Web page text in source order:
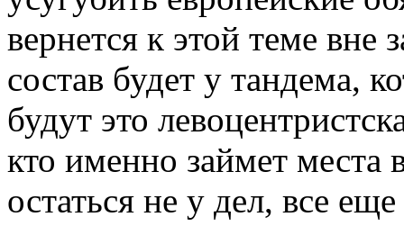
вернется к этой теме вне
состав будет у тандема,
будут это
кто именно займет места
остаться не у дел, все